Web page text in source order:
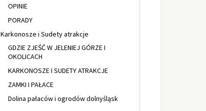
OPINIE
PORADY
Karkonosze i Sudety atrakcje
GDZIE ZJEŚĆ W JELENIEJ GÓRZE I
OKOLICACH
KARKONOSZE I SUDETY ATRAKCJE
ZAMKI I PAŁACE
Dolina pałaców i ogrodów dolnyśląsk